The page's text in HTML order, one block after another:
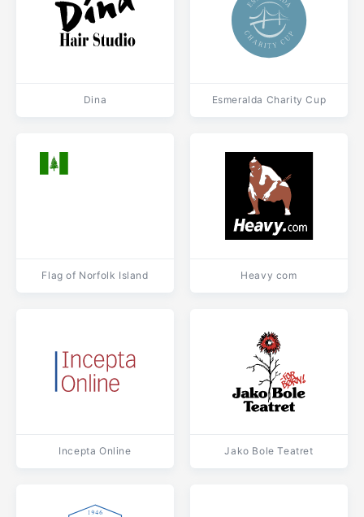
Dina Esmeralda Charity Cup
Flag of Norfolk Island Heavy com
Incepta Online Jako Bole Teatret